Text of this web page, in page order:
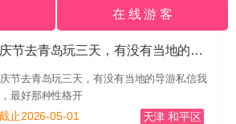
在 线 游 客
国庆节去青岛玩三天，有没有当地的导游私信我哈
节去青岛玩三天，有没有当地的导游私信我
最好那种性格开
止2026-05-01 天津 和平区